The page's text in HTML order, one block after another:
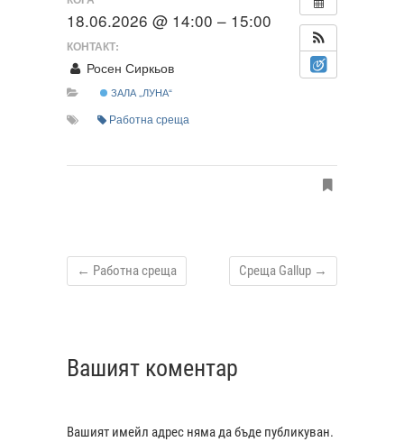
18.06.2026 @ 14:00 – 15:00
КОНТАКТ:
Росен Сиркьов
ЗАЛА „ЛУНА“
Работна среща
← Работна среща Среща Gallup →
Вашият коментар
Вашият имейл адрес няма да бъде публикуван.